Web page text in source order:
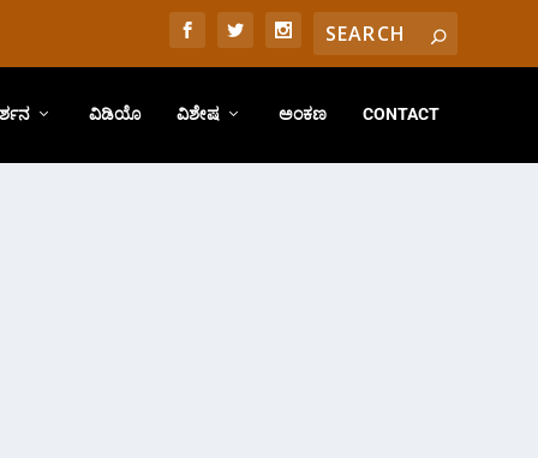
ವಿಡಿಯೊ ವಿಶೇಷ ಅಂಕಣ CONTACT